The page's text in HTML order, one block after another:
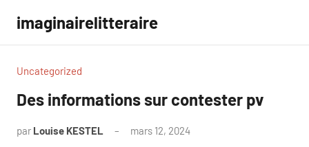
contenu
imaginairelitteraire
Uncategorized
Des informations sur contester pv
par Louise KESTEL mars 12, 2024